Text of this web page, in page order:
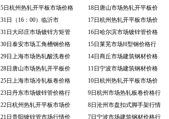
5日杭州热轧开平板市场价格
31日（16：00）临沂市
31日大邱庄市场镀锌方矩管
30日泰安市场工角槽钢价格
29日上海市场热轧酸洗卷价
28日唐山市场热轧开平板价
25日上海市场冷轧板卷价格
23日丹东市场镀锌管价格行
22日杭州热轧开平板市场价
21日贵阳镀锌管市场行情价
18日唐山市场热轧开平板价
17日杭州热轧开平板市场价
16日哈尔滨市场镀锌管价格
15日莱芜市场H型钢价格行
14日商丘市场建筑钢材价格
11日宁波市场建筑钢材价格
10日杭州热轧开平板市场价
9日杭州市场热轧板卷价格行
8日沧州市盘扣式脚手架行情
7日宁波市场建筑钢材价格行